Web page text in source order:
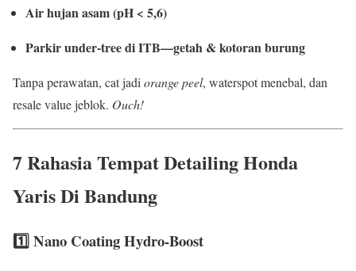
Air hujan asam (pH < 5,6)
Parkir under-tree di ITB—getah & kotoran burung
Tanpa perawatan, cat jadi orange peel, waterspot menebal, dan
resale value jeblok. Ouch!
7 RahasiaTempat Detailing Honda
Yaris Di Bandung
1️⃣ Nano Coating Hydro-Boost